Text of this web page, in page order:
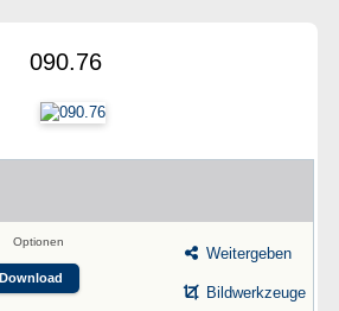
090.76
Optionen
Download
Weitergeben
Bildwerkzeuge